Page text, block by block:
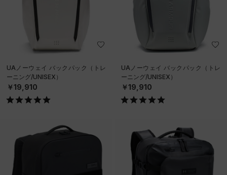
UAノーウェイ バックパック（トレ
ーニング/UNISEX）
￥19,910
UAノーウェイ バックパック（トレ
ーニング/UNISEX）
￥19,910